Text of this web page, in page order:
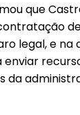
que
legal, e na
enviar
da